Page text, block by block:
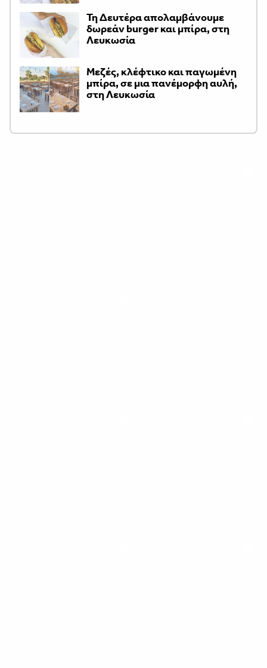
Τη Δευτέρα απολαμβάνουμε
δωρεάν burger και μπίρα, στη
Λευκωσία
Μεζές, κλέφτικο και παγωμένη
μπίρα, σε μια πανέμορφη αυλή,
στη Λευκωσία